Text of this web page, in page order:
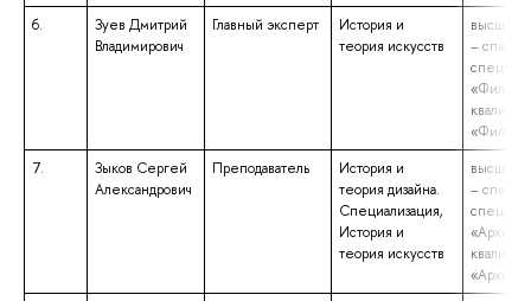
6.
Зуев Дмитрий
Владимирович
Главный эксперт
История и
теория искусств
высшее
–
7.
Зыков Сергей
Александрович
Преподаватель
История и
теория дизайна.
Специализация,
История и
теория искусств
высшее
–